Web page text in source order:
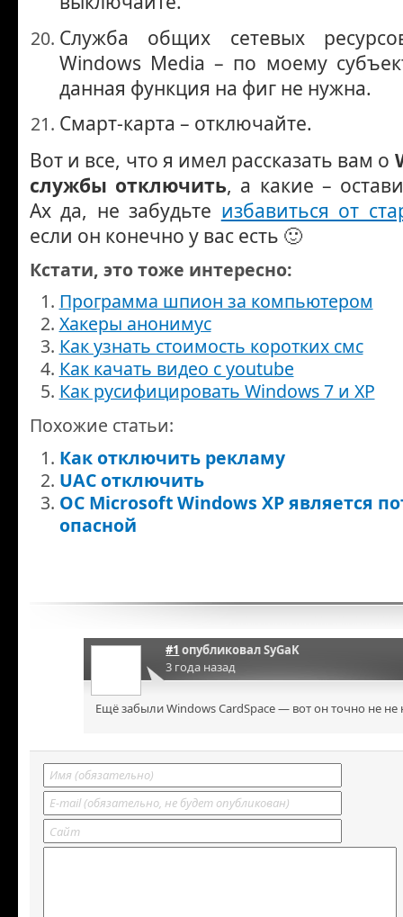
Служба общих сетевых
Windows Media – по моему
данная функция на фиг не нужна.
Смарт-карта – отключайте.
Вот и все, что я имел рассказать вам о
службы отключить, а какие –
Ах да, не забудьте избавиться от
если он конечно у вас есть 🙂
Кстати, это тоже интересно:
Программа шпион за компьютером
Хакеры анонимус
Как узнать стоимость коротких смс
Как качать видео с youtube
Как русифицировать Windows 7 и XP
Похожие статьи:
Как отключить рекламу
UAC отключить
ОС Microsoft Windows XP является
опасной
#1 опубликовалSyGaK
3 года назад
Ещё забыли Windows CardSpace — вот он точно не не